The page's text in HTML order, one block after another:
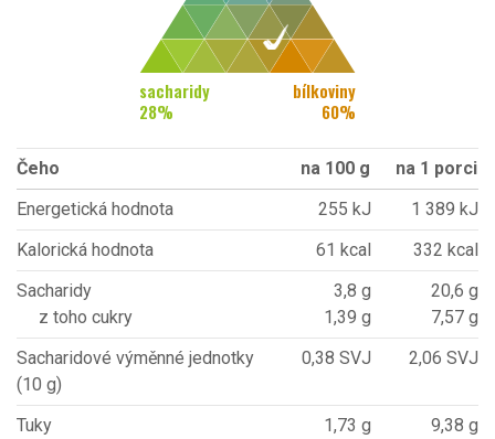
sacharidy
28%
bílkoviny
60%
Čeho na 100 g
na 1 porci
Energetická hodnota
255 kJ
1 389 kJ
Kalorická hodnota
61 kcal
332 kcal
Sacharidy
z toho cukry
3,8 g
1,39 g
20,6 g
7,57 g
Sacharidové výměnné jednotky
(10 g)
0,38 SVJ 2,06 SVJ
Tuky
1,73 g
9,38 g